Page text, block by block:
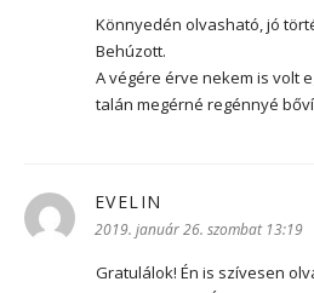
Könnyedén olvasható, jó
Behúzott.
A végére érve nekem is volt
talán megérné regénnyé
EVELIN
2019. január 26. szombat 13:19
Gratulálok! Én is szívesen